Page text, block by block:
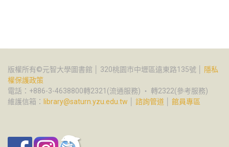
版權所有©元智大學圖書館 │ 320桃園市中壢區遠東路135號 │
隱私
權保護政策
電話：+886-3-4638800轉2321(流通服務) ‧ 轉2322(參考服務)
維護信箱： library@saturn.yzu.edu.tw 諮詢管道 館員專區